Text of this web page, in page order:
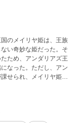
のメイリヤ姫は、王族
い奇妙な姫だった。そ
ため、アンダリアズ王
なった。ただし、アン
せられ、メイリヤ姫は
載 ［苦労知らずの末